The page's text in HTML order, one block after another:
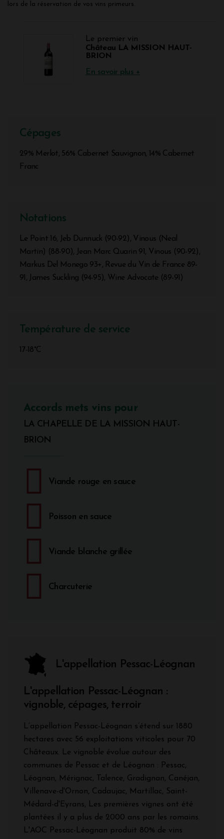
lors de la réservation de vos vins primeurs.
Le premier vin
Château LA MISSION HAUT-
BRION
En savoir plus +
Cépages
29% Merlot, 56% Cabernet Sauvignon, 14% Cabernet
Franc
Notations
Le Point 16, Jeb Dunnuck (90-92), Vinous (Neal
Martin) (88-90), Jean Marc Quarin 91, Vinous (90-92),
Markus Del Monego 93+, Revue du Vin de France 89-
91, James Suckling (94-95), Wine Advocate (89-91)
Température de service
17-18°C
Accords mets vins pour
LA CHAPELLE DE LA MISSION HAUT-
BRION
Viande rouge en sauce
Poisson en sauce
Viande blanche grillée
Charcuterie
L'appellation Pessac-Léognan
L'appellation Pessac-Léognan :
vignoble, cépages, terroir
L’appellation Pessac-Léognan s’étend sur 1880
hectares avec 56 exploitations viticoles pour 70
Châteaux. Le vignoble évolue autour des
communes de Pessac et de Léognan : Pessac,
Léognan, Mérignac, Talence, Gradignan, Canéjan,
Villenave-d'Ornon, Cadaujac, Martillac, Saint-
Médard-d'Eyrans, Les premières vignes ont été
plantées il y a plus de 2000 ans par les romains.
L'AOC Pessac-Léognan produit 80% de vins